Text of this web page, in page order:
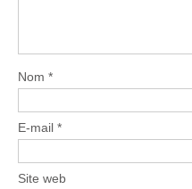
Nom *
E-mail *
Site web